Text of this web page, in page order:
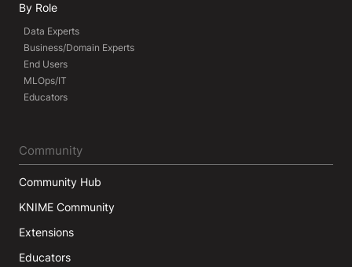
By Role
Data Experts
Business/Domain Experts
End Users
MLOps/IT
Educators
Community
Community Hub
KNIME Community
Extensions
Educators